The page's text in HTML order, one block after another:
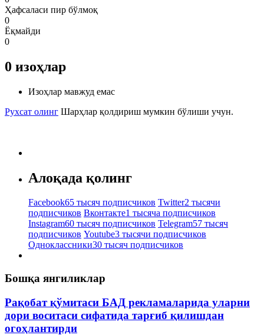
Ҳафсаласи пир бўлмоқ
0
Ёқмайди
0
0 изоҳлар
Изоҳлар мавжуд емас
Рухсат олинг Шарҳлар қолдириш мумкин бўлиши учун.
Алоқада қолинг
Facebook65 тысяч подписчиков Twitter2 тысячи
подписчиков Вконтакте1 тысяча подписчиков
Instagram60 тысяч подписчиков Telegram57 тысяч
подписчиков Youtube3 тысячи подписчиков
Одноклассники30 тысяч подписчиков
Бошқа янгиликлар
Рақобат қўмитаси БАД рекламаларида уларни
дори воситаси сифатида тарғиб қилишдан
огоҳлантирди